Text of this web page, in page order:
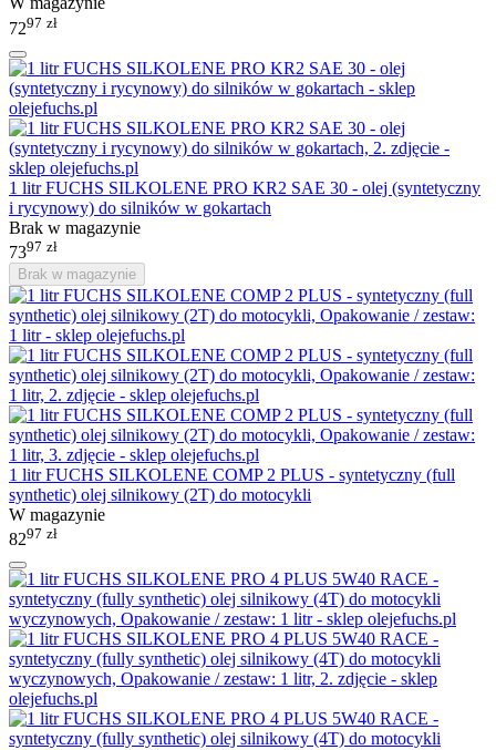
7297 zł
1 litr FUCHS SILKOLENE PRO KR2 SAE 30 - olej (syntetyczny
i rycynowy) do silników w gokartach
Brak w magazynie
7397 zł
Brak w magazynie
1 litr FUCHS SILKOLENE COMP 2 PLUS - syntetyczny (full
synthetic) olej silnikowy (2T) do motocykli
W magazynie
8297 zł